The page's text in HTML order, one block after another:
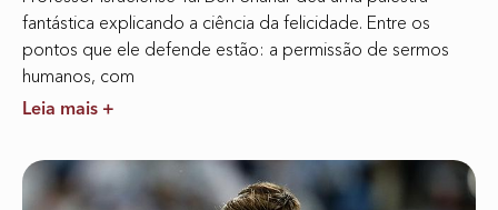
fantástica explicando a ciência da felicidade. Entre os
pontos que ele defende estão: a permissão de sermos
humanos, com
Leia mais +